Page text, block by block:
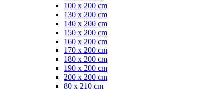
100 x 200 cm
130 x 200 cm
140 x 200 cm
150 x 200 cm
160 x 200 cm
170 x 200 cm
180 x 200 cm
190 x 200 cm
200 x 200 cm
80 x 210 cm